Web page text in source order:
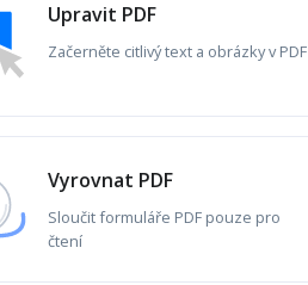
Upravit PDF
Začerněte citlivý text a obrázky v PDF
Vyrovnat PDF
Sloučit formuláře PDF pouze pro
čtení